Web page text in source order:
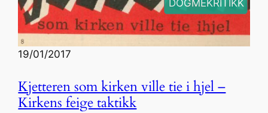
DOGMEKRITIKK
19/01/2017
Kjetteren som kirken ville tie i hjel –
Kirkens feige taktikk